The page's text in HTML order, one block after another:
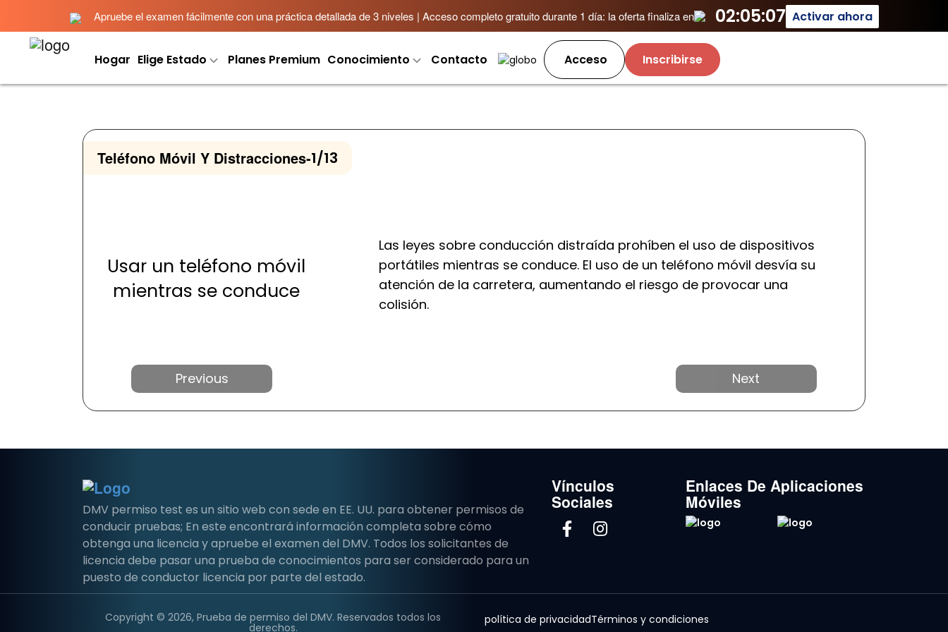
Apruebe el examen fácilmente con una práctica detallada de 3 niveles | Acceso completo gratuito durante 1 día: la oferta finaliza en 02:05:07 Activar ahora
Hogar Elige Estado Planes Premium Conocimiento Contacto Acceso Inscribirse
Teléfono Móvil Y Distracciones-1/13
Usar un teléfono móvil
mientras se conduce
Las leyes sobre conducción distraída prohíben el uso de dispositivos
portátiles mientras se conduce. El uso de un teléfono móvil desvía su
atención de la carretera, aumentando el riesgo de provocar una
colisión.
Anterior Próximo
DMV permiso test es un sitio web con sede en EE. UU. para obtener permisos de
conducir pruebas; En este encontrará información completa sobre cómo
obtenga una licencia y apruebe el examen del DMV. Todos los solicitantes de
licencia debe pasar una prueba de conocimientos para ser considerado para un
puesto de conductor licencia por parte del estado.
Vínculos
Sociales
Enlaces De Aplicaciones
Móviles
Copyright © 2026, Prueba de permiso del DMV. Reservados todos los
derechos.
política de privacidadTérminos y condiciones